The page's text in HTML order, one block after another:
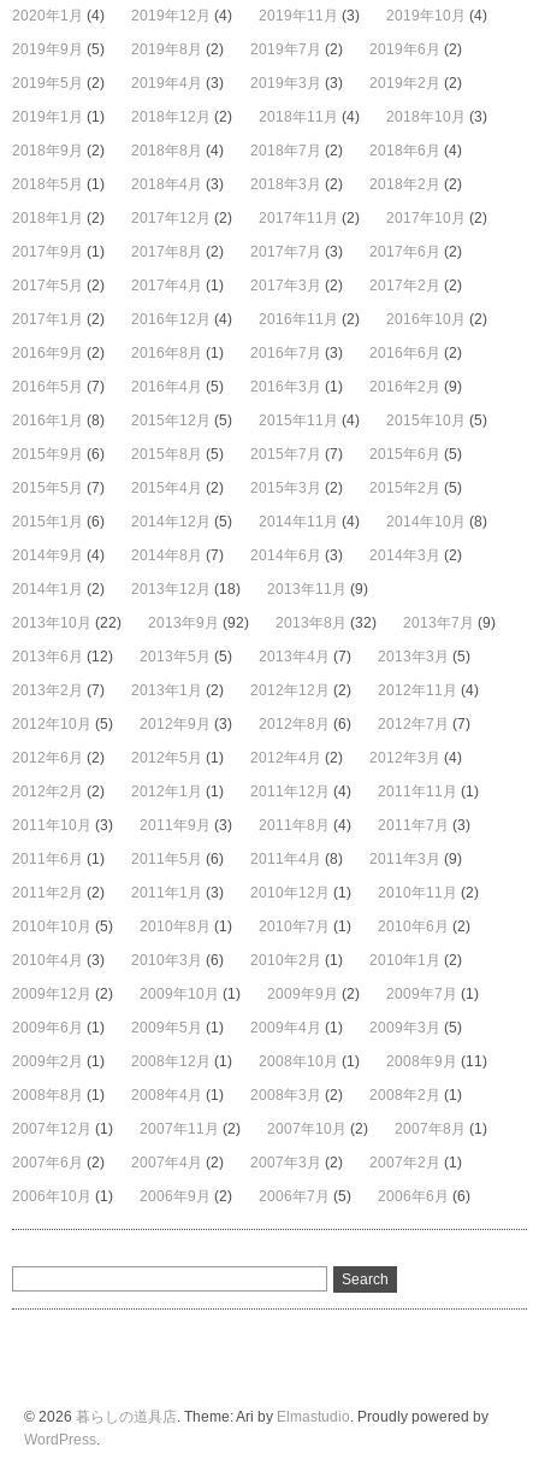
2020年1月 (4) 2019年12月 (4) 2019年11月 (3) 2019年10月 (4)
2019年9月 (5) 2019年8月 (2) 2019年7月 (2) 2019年6月 (2)
2019年5月 (2) 2019年4月 (3) 2019年3月 (3) 2019年2月 (2)
2019年1月 (1) 2018年12月 (2) 2018年11月 (4) 2018年10月 (3)
2018年9月 (2) 2018年8月 (4) 2018年7月 (2) 2018年6月 (4)
2018年5月 (1) 2018年4月 (3) 2018年3月 (2) 2018年2月 (2)
2018年1月 (2) 2017年12月 (2) 2017年11月 (2) 2017年10月 (2)
2017年9月 (1) 2017年8月 (2) 2017年7月 (3) 2017年6月 (2)
2017年5月 (2) 2017年4月 (1) 2017年3月 (2) 2017年2月 (2)
2017年1月 (2) 2016年12月 (4) 2016年11月 (2) 2016年10月 (2)
2016年9月 (2) 2016年8月 (1) 2016年7月 (3) 2016年6月 (2)
2016年5月 (7) 2016年4月 (5) 2016年3月 (1) 2016年2月 (9)
2016年1月 (8) 2015年12月 (5) 2015年11月 (4) 2015年10月 (5)
2015年9月 (6) 2015年8月 (5) 2015年7月 (7) 2015年6月 (5)
2015年5月 (7) 2015年4月 (2) 2015年3月 (2) 2015年2月 (5)
2015年1月 (6) 2014年12月 (5) 2014年11月 (4) 2014年10月 (8)
2014年9月 (4) 2014年8月 (7) 2014年6月 (3) 2014年3月 (2)
2014年1月 (2) 2013年12月 (18) 2013年11月 (9)
2013年10月 (22) 2013年9月 (92) 2013年8月 (32) 2013年7月 (9)
2013年6月 (12) 2013年5月 (5) 2013年4月 (7) 2013年3月 (5)
2013年2月 (7) 2013年1月 (2) 2012年12月 (2) 2012年11月 (4)
2012年10月 (5) 2012年9月 (3) 2012年8月 (6) 2012年7月 (7)
2012年6月 (2) 2012年5月 (1) 2012年4月 (2) 2012年3月 (4)
2012年2月 (2) 2012年1月 (1) 2011年12月 (4) 2011年11月 (1)
2011年10月 (3) 2011年9月 (3) 2011年8月 (4) 2011年7月 (3)
2011年6月 (1) 2011年5月 (6) 2011年4月 (8) 2011年3月 (9)
2011年2月 (2) 2011年1月 (3) 2010年12月 (1) 2010年11月 (2)
2010年10月 (5) 2010年8月 (1) 2010年7月 (1) 2010年6月 (2)
2010年4月 (3) 2010年3月 (6) 2010年2月 (1) 2010年1月 (2)
2009年12月 (2) 2009年10月 (1) 2009年9月 (2) 2009年7月 (1)
2009年6月 (1) 2009年5月 (1) 2009年4月 (1) 2009年3月 (5)
2009年2月 (1) 2008年12月 (1) 2008年10月 (1) 2008年9月 (11)
2008年8月 (1) 2008年4月 (1) 2008年3月 (2) 2008年2月 (1)
2007年12月 (1) 2007年11月 (2) 2007年10月 (2) 2007年8月 (1)
2007年6月 (2) 2007年4月 (2) 2007年3月 (2) 2007年2月 (1)
2006年10月 (1) 2006年9月 (2) 2006年7月 (5) 2006年6月 (6)
© 2026 暮らしの道具店. Theme: Ari by Elmastudio. Proudly powered by
WordPress.